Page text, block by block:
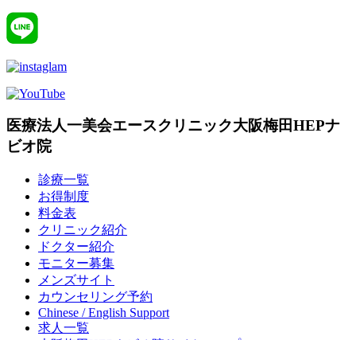
医療法人一美会エースクリニック大阪梅田HEPナ
ビオ院
診療一覧
お得制度
料金表
クリニック紹介
ドクター紹介
モニター募集
メンズサイト
カウンセリング予約
Chinese / English Support
求人一覧